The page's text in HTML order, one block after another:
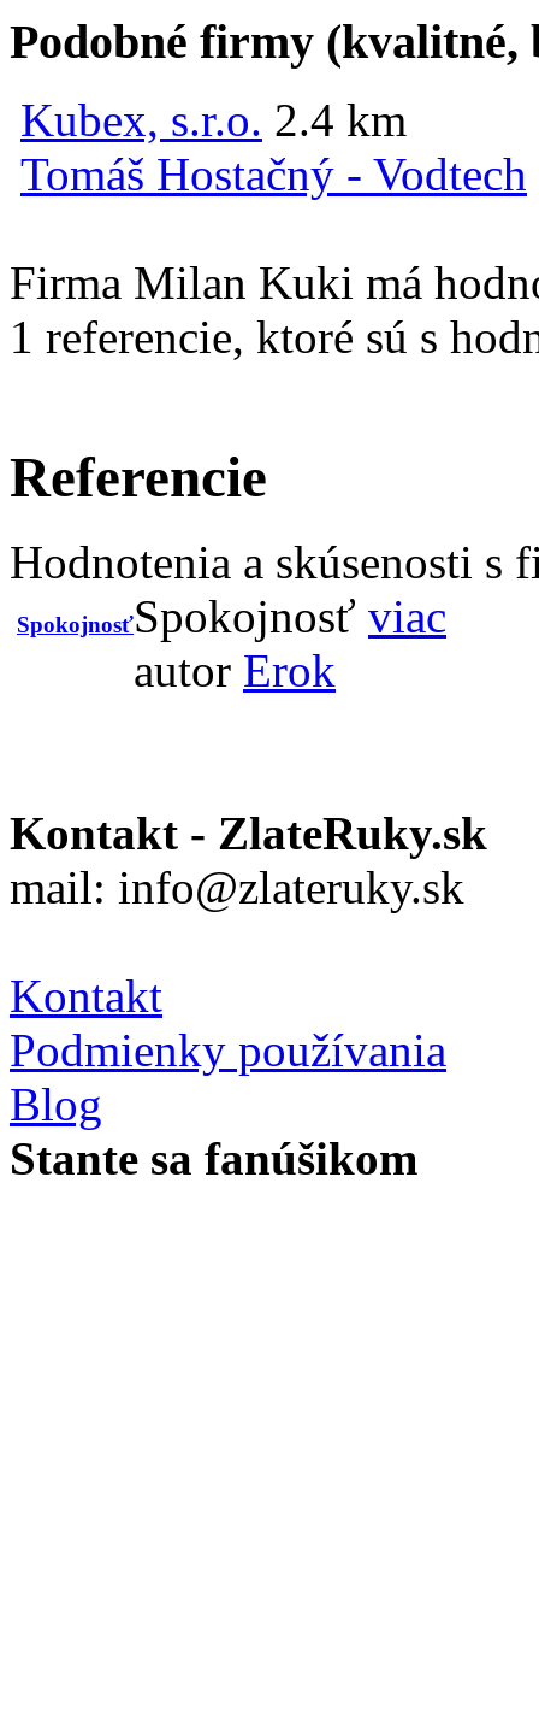
Podobné firmy (kvalitné,
Kubex, s.r.o. 2.4 km
Tomáš Hostačný - Vodtech
Firma Milan Kuki má
1 referencie, ktoré sú s
Referencie
Hodnotenia a skúsenosti
SpokojnosťSpokojnosť viac
autor Erok
Kontakt - ZlateRuky.sk
mail: info@zlateruky.sk
Kontakt
Podmienky používania
Blog
Stante sa fanúšikom